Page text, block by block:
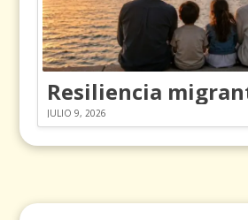
JULIO 9, 2026